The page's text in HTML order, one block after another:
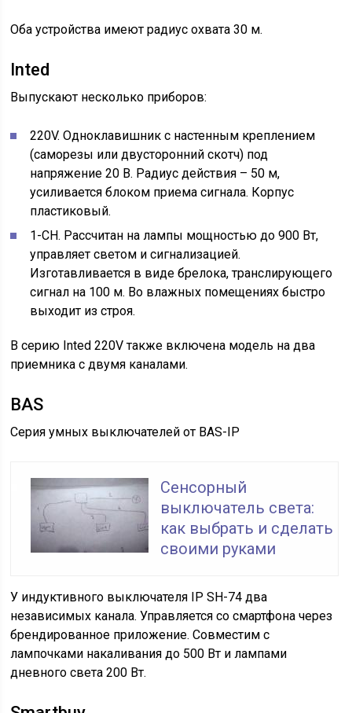
Оба устройства имеют радиус охвата 30 м.
Inted
Выпускают несколько приборов:
220V. Одноклавишник с настенным креплением
(саморезы или двусторонний скотч) под
напряжение 20 В. Радиус действия – 50 м,
усиливается блоком приема сигнала. Корпус
пластиковый.
1-CH. Рассчитан на лампы мощностью до 900 Вт,
управляет светом и сигнализацией.
Изготавливается в виде брелока, транслирующего
сигнал на 100 м. Во влажных помещениях быстро
выходит из строя.
В серию Inted 220V также включена модель на два
приемника с двумя каналами.
BAS
Серия умных выключателей от BAS-IP
Сенсорный
выключатель света:
как выбрать и сделать
своими руками
У индуктивного выключателя IP SH-74 два
независимых канала. Управляется со смартфона через
брендированное приложение. Совместим с
лампочками накаливания до 500 Вт и лампами
дневного света 200 Вт.